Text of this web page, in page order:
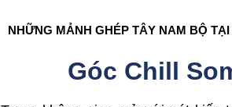
NHỮNG MẢNH GHÉP TÂY NAM BỘ
Góc Chill